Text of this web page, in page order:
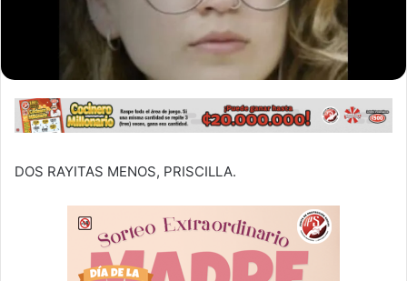
DOS RAYITAS MENOS, PRISCILLA.